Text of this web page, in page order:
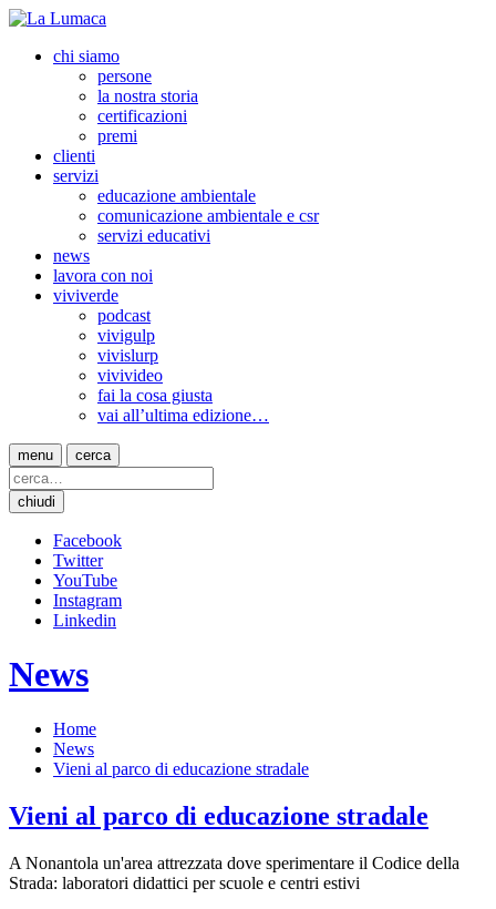
chi siamo
persone
la nostra storia
certificazioni
premi
clienti
servizi
educazione ambientale
comunicazione ambientale e csr
servizi educativi
news
lavora con noi
viviverde
podcast
vivigulp
vivislurp
vivivideo
fai la cosa giusta
vai all’ultima edizione…
menu cerca
chiudi
Facebook
Twitter
YouTube
Instagram
Linkedin
News
Home
News
Vieni al parco di educazione stradale
Vieni al parco di educazione stradale
A Nonantola un'area attrezzata dove sperimentare il Codice della
Strada: laboratori didattici per scuole e centri estivi